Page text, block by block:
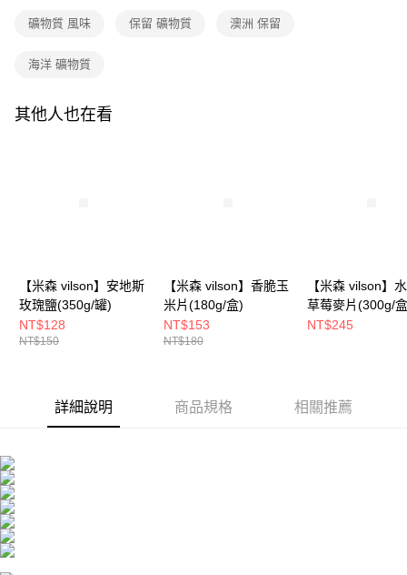
帳／街口支付／iPASS MONEY」等通路繳費。
【注意事項】
1.本服務係由「台灣大哥大股份有限公司」（以下簡稱本公司）所提供，讓
買賣價金債權讓與本公司後，依約使用本公司帳單繳交帳款。
2.基於同意付款使用「大哥付你分期」之契約關係目的，商店將以您的個人
結帳頁面，進行簡訊認證並確認金額後，即可完成結帳。
２．訂單成立數日內，您將收到繳費通知簡訊。
ATM／網路銀行／等多元方式進行付款，方視為交易完成。
後付繳納相關費用。
https://aftee.tw/terms/#terms3
３．未成年的使用者請事先徵得法定代理人或監護人之同意方可使用
「AFTEE先享後付」，若未經同意申辦者引起之損失，本公司不負相關責
任。
４．使用「AFTEE先享後付」時，將依據個別帳號之用戶狀況，依本公司即
恩沛科技股份有限公司將有權停止該用戶之使用額度並採取法律行動。
付款後全家取貨
7-11付款取貨
礦物質 風味 保留 礦物質 澳洲 保留
海洋 礦物質
其他人也在看
【米森 vilson】安地斯
玫瑰鹽(350g/罐)
NT$128
NT$150
【米森 vilson】香脆玉
米片(180g/盒)
NT$153
NT$180
【米森 vilson】
草莓麥片(300g/
NT$245
詳細說明 商品規格 相關推薦